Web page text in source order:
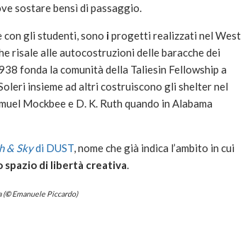
sostare bensì di passaggio.
gli studenti, sono i progetti realizzati nel West
risale alle autocostruzioni delle baracche dei
fonda la comunità della Taliesin Fellowship a
insieme ad altri costruiscono gli shelter nel
Mockbee e D. K. Ruth quando in Alabama
& Skydi DUST, nome che già indica l’ambito in cui
spazio di libertà creativa.
(©Emanuele Piccardo)